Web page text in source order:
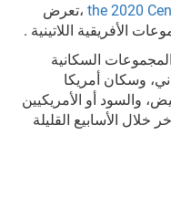
the 2020 ،تعرض
الأفريقية اللاتينية .
السكانية
وسكان أمريكا
والسود أو الأمريكيين
الأسابيع القليلة